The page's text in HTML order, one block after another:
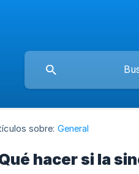
sobre: General
hacer si la